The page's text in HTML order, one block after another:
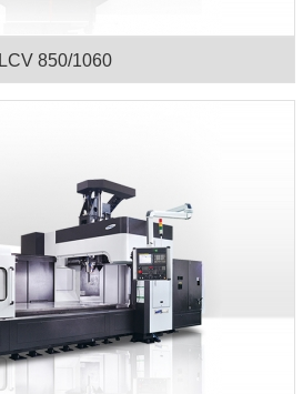
LCV 850/1060